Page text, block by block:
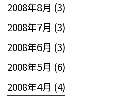
2008年8月 (3)
2008年7月 (3)
2008年6月 (3)
2008年5月 (6)
2008年4月 (4)